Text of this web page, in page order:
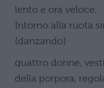
lento e ora veloce.
Intorno alla ruota
(danzando)
quattro donne,
della porpora,